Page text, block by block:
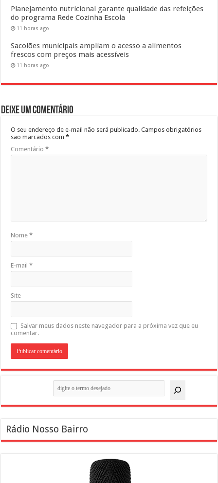
Planejamento nutricional garante qualidade das refeições
do programa Rede Cozinha Escola
11 horas ago
Sacolões municipais ampliam o acesso a alimentos
frescos com preços mais acessíveis
11 horas ago
Deixe um comentário
O seu endereço de e-mail não será publicado. Campos obrigatórios
são marcados com*
Comentário*
Nome*
E-mail*
Site
Salvar meus dados neste navegador para a próxima vez que eu
comentar.
Rádio Nosso Bairro